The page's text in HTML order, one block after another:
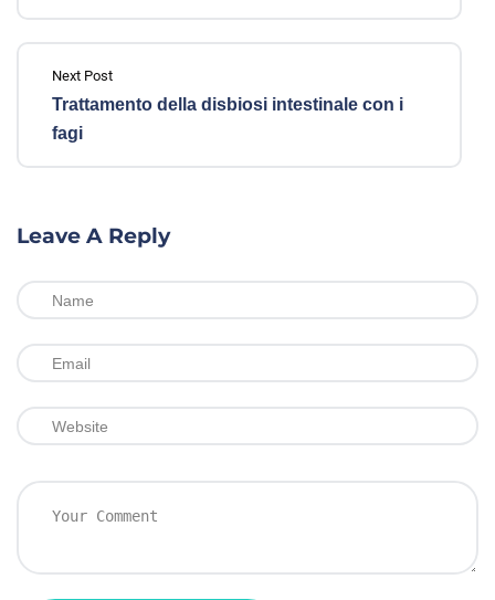
Next Post
Trattamento della disbiosi intestinale con i
fagi
Leave A Reply